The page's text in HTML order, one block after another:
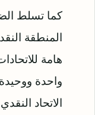
كما تسلط
المنطقة
هامة
واحدة
الاتحاد